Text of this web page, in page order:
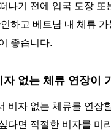
나기 전에 입국 도장 또
하고 베트남 내 체류
좋습니다.
자 없는 체류 연장이
비자 없는 체류를 연장
다면 적절한 비자를 미